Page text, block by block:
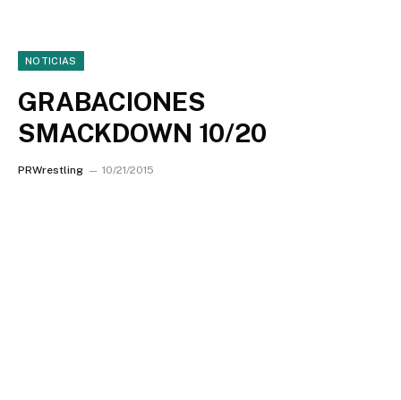
NOTICIAS
GRABACIONES
SMACKDOWN 10/20
PRWrestling 10/21/2015